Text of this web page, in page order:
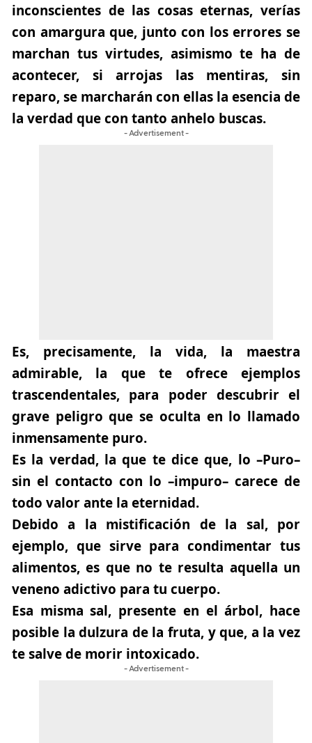
inconscientes de las cosas eternas, verías
con amargura que, junto con los errores se
marchan tus virtudes, asimismo te ha de
acontecer, si arrojas las mentiras, sin
reparo, se marcharán con ellas la esencia de
la verdad que con tanto anhelo buscas.
- Advertisement -
Es, precisamente, la vida, la maestra
admirable, la que te ofrece ejemplos
trascendentales, para poder descubrir el
grave peligro que se oculta en lo llamado
inmensamente puro.
Es la verdad, la que te dice que, lo –Puro–
sin el contacto con lo –impuro– carece de
todo valor ante la eternidad.
Debido a la mistificación de la sal, por
ejemplo, que sirve para condimentar tus
alimentos, es que no te resulta aquella un
veneno adictivo para tu cuerpo.
Esa misma sal, presente en el árbol, hace
posible la dulzura de la fruta, y que, a la vez
te salve de morir intoxicado.
- Advertisement -